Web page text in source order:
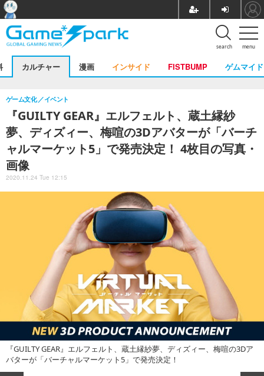
menu
search
カルチャー 漫画 インサイド FISTBUMP ゲムマイド
『GUILTY GEAR』エルフェルト、蔵土縁紗
夢、ディズィー、梅喧の3Dアバターが「バーチ
ャルマーケット5」で発売決定！ 4枚目の写真・
画像
ゲーム文化 イベント
2020.11.24 Tue 12:15
『GUILTY GEAR』エルフェルト、蔵土縁紗夢、ディズィー、梅喧の3Dア
バターが「バーチャルマーケット5」で発売決定！